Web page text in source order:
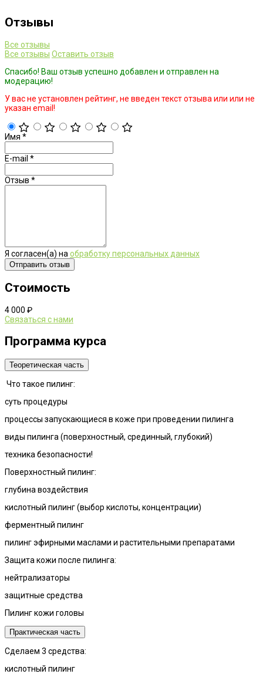
Отзывы
Все отзывы
Все отзывы Оставить отзыв
Спасибо! Ваш отзыв успешно добавлен и отправлен на
модерацию!
У вас не установлен рейтинг, не введен текст отзыва или или не
указан email!
Имя *
E-mail *
Отзыв *
Я согласен(а) на обработку персональных данных
Стоимость
4 000 ₽
Связаться с нами
Программа курса
Теоретическая часть
Что такое пилинг:
суть процедуры
процессы запускающиеся в коже при проведении пилинга
виды пилинга (поверхностный, срединный, глубокий)
техника безопасности!
Поверхностный пилинг:
глубина воздействия
кислотный пилинг (выбор кислоты, концентрации)
ферментный пилинг
пилинг эфирными маслами и растительными препаратами
Защита кожи после пилинга:
нейтрализаторы
защитные средства
Пилинг кожи головы
Практическая часть
Сделаем 3 средства:
кислотный пилинг